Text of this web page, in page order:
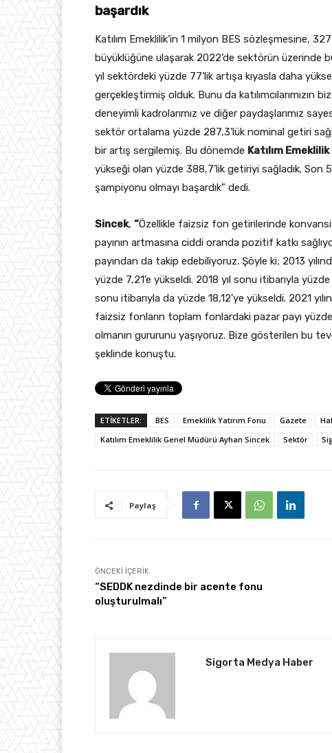
başardık
Katılım Emeklilik’in 1 milyon BES sözleşmesine,
büyüklüğüne ulaşarak 2022’de sektörün üzerinde
yıl sektördeki yüzde 77’lik artışa kıyasla daha
gerçekleştirmiş olduk. Bunu da katılımcılarımızın
deneyimli kadrolarımız ve diğer paydaşlarımız
sektör ortalama yüzde 287,3’lük nominal getiri
bir artış sergilemiş. Bu dönemde Katılım
yükseği olan yüzde 388,7’lik getiriyi sağladık. Son
şampiyonu olmayı başardık” dedi.
Sincek, “Özellikle faizsiz fon getirilerinde
payının artmasına ciddi oranda pozitif katkı
payından da takip edebiliyoruz. Şöyle ki; 2013
yüzde 7,21’e yükseldi. 2018 yıl sonu itibarıyla
sonu itibarıyla da yüzde 18,12’ye yükseldi. 2021
faizsiz fonların toplam fonlardaki pazar payı
olmanın gururunu yaşıyoruz. Bize gösterilen bu
şeklinde konuştu.
ETİKETLER: BES Emeklilik Yatırım Fonu Gazete
Katılım Emeklilik Genel Müdürü Ayhan Sincek
Sektör
Paylaş
ÖNCEKI İÇERIK
“SEDDK nezdinde bir acente fonu
oluşturulmalı”
Sigorta Medya Haber